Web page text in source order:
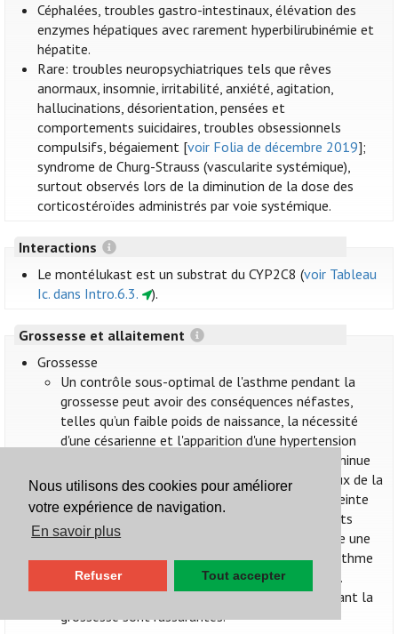
Nous utilisons des cookies pour améliorer
votre expérience de navigation.
En savoir plus
Refuser Tout accepter
Céphalées, troubles gastro-intestinaux, élévation des
enzymes hépatiques avec rarement hyperbilirubinémie et
hépatite.
Rare: troubles neuropsychiatriques tels que rêves
anormaux, insomnie, irritabilité, anxiété, agitation,
hallucinations, désorientation, pensées et
comportements suicidaires, troubles obsessionnels
compulsifs, bégaiement [voir Folia de décembre 2019];
syndrome de Churg-Strauss (vascularite systémique),
surtout observés lors de la diminution de la dose des
corticostéroïdes administrés par voie systémique.
Interactions
Le montélukast est un substrat du CYP2C8 (voir Tableau
Ic. dans Intro.6.3.
).
Grossesse et allaitement
Grossesse
Un contrôle sous-optimal de l'asthme pendant la
grossesse peut avoir des conséquences néfastes,
telles qu’un faible poids de naissance, la nécessité
d'une césarienne et l'apparition d'une hypertension
gravidique. Un contrôle adéquat de l'asthme diminue
probablement ces risques. Les principes généraux de la
prise en charge de l'asthme chez la femme enceinte
ne diffèrent pas de ceux chez les autres patients
asthmatiques. Une exacerbation aiguë nécessite une
prise en charge en urgence tant pour traiter l’asthme
de la patiente que pour éviter l'hypoxie fœtale.
Les données d’utilisation du montélukast pendant la
grossesse sont rassurantes.